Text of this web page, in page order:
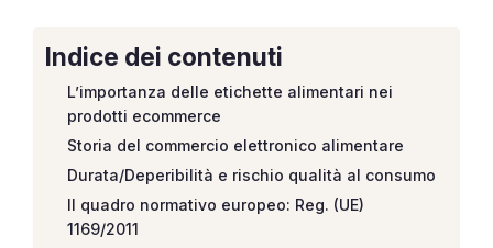
Indice dei contenuti
L’importanza delle etichette alimentari nei
prodotti ecommerce
Storia del commercio elettronico alimentare
Durata/Deperibilità e rischio qualità al consumo
Il quadro normativo europeo: Reg. (UE)
1169/2011